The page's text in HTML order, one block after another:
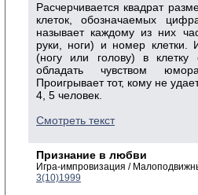
Расчерчивается квадрат
клеток, обозначаемых
называет каждому из них
руки, ноги) и номер клетки.
(ногу или голову) в
обладать чувством
Проигрывает тот, кому не
4, 5 человек.
Смотреть текст
Признание в любви
Игра-импровизация /
3(10)1999